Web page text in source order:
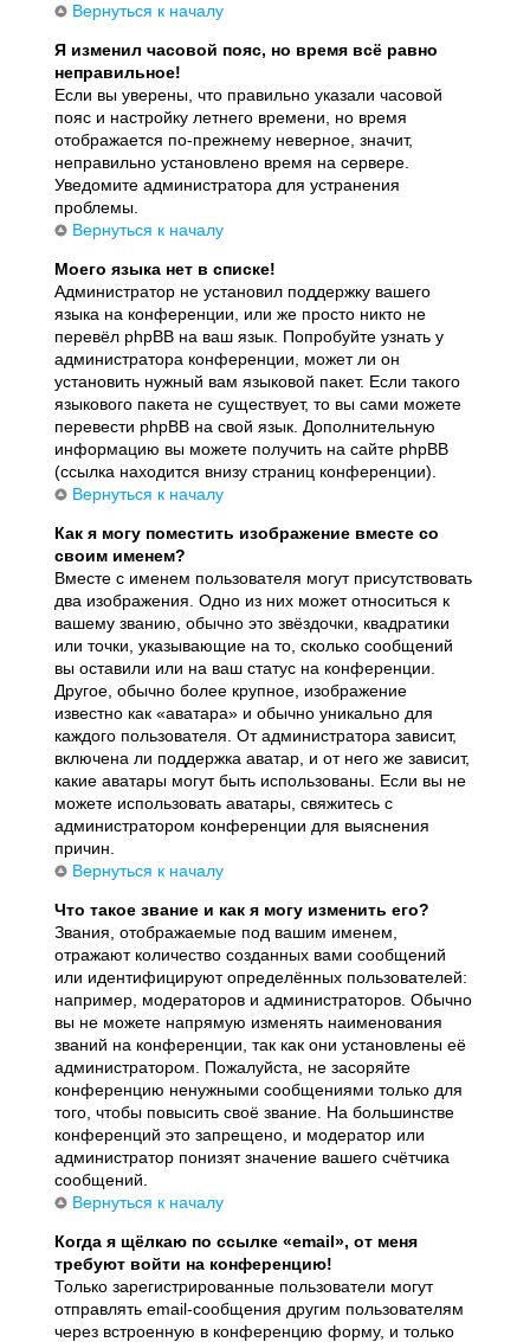
Вернуться к началу
Я изменил часовой пояс, но время всё равно
неправильное!
Если вы уверены, что правильно указали часовой
пояс и настройку летнего времени, но время
отображается по-прежнему неверное, значит,
неправильно установлено время на сервере.
Уведомите администратора для устранения
проблемы.
Вернуться к началу
Моего языка нет в списке!
Администратор не установил поддержку вашего
языка на конференции, или же просто никто не
перевёл phpBB на ваш язык. Попробуйте узнать у
администратора конференции, может ли он
установить нужный вам языковой пакет. Если такого
языкового пакета не существует, то вы сами можете
перевести phpBB на свой язык. Дополнительную
информацию вы можете получить на сайте phpBB
(ссылка находится внизу страниц конференции).
Вернуться к началу
Как я могу поместить изображение вместе со
своим именем?
Вместе с именем пользователя могут присутствовать
два изображения. Одно из них может относиться к
вашему званию, обычно это звёздочки, квадратики
или точки, указывающие на то, сколько сообщений
вы оставили или на ваш статус на конференции.
Другое, обычно более крупное, изображение
известно как «аватара» и обычно уникально для
каждого пользователя. От администратора зависит,
включена ли поддержка аватар, и от него же зависит,
какие аватары могут быть использованы. Если вы не
можете использовать аватары, свяжитесь с
администратором конференции для выяснения
причин.
Вернуться к началу
Что такое звание и как я могу изменить его?
Звания, отображаемые под вашим именем,
отражают количество созданных вами сообщений
или идентифицируют определённых пользователей:
например, модераторов и администраторов. Обычно
вы не можете напрямую изменять наименования
званий на конференции, так как они установлены её
администратором. Пожалуйста, не засоряйте
конференцию ненужными сообщениями только для
того, чтобы повысить своё звание. На большинстве
конференций это запрещено, и модератор или
администратор понизят значение вашего счётчика
сообщений.
Вернуться к началу
Когда я щёлкаю по ссылке «email», от меня
требуют войти на конференцию!
Только зарегистрированные пользователи могут
отправлять email-сообщения другим пользователям
через встроенную в конференцию форму, и только